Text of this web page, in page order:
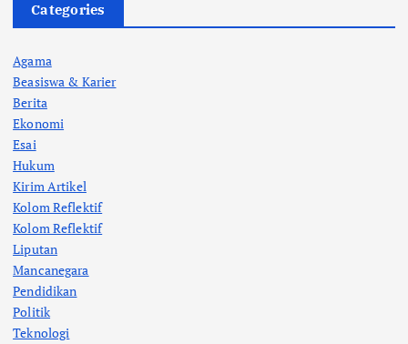
Categories
Agama
Beasiswa & Karier
Berita
Ekonomi
Esai
Hukum
Kirim Artikel
Kolom Reflektif
Kolom Reflektif
Liputan
Mancanegara
Pendidikan
Politik
Teknologi